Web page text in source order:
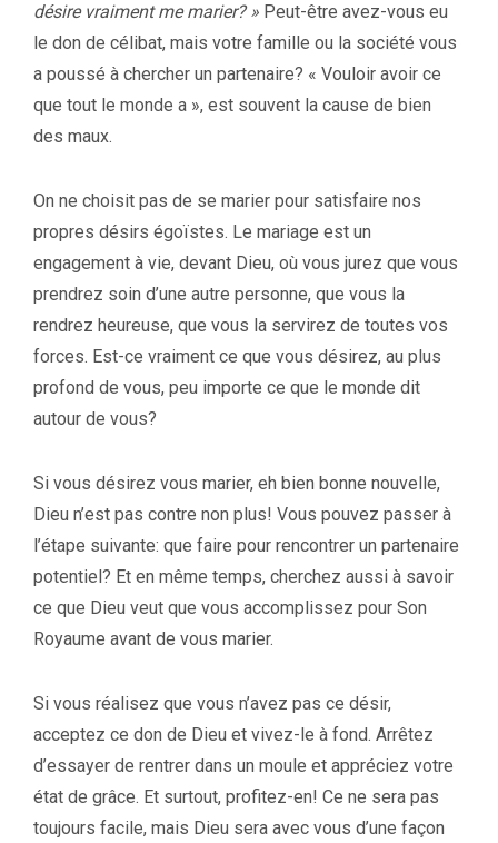
désire vraiment me marier? » Peut-être avez-vous eu
le don de célibat, mais votre famille ou la société vous
a poussé à chercher un partenaire? « Vouloir avoir ce
que tout le monde a », est souvent la cause de bien
des maux.
On ne choisit pas de se marier pour satisfaire nos
propres désirs égoïstes. Le mariage est un
engagement à vie, devant Dieu, où vous jurez que vous
prendrez soin d’une autre personne, que vous la
rendrez heureuse, que vous la servirez de toutes vos
forces. Est-ce vraiment ce que vous désirez, au plus
profond de vous, peu importe ce que le monde dit
autour de vous?
Si vous désirez vous marier, eh bien bonne nouvelle,
Dieu n’est pas contre non plus! Vous pouvez passer à
l’étape suivante: que faire pour rencontrer un partenaire
potentiel? Et en même temps, cherchez aussi à savoir
ce que Dieu veut que vous accomplissez pour Son
Royaume avant de vous marier.
Si vous réalisez que vous n’avez pas ce désir,
acceptez ce don de Dieu et vivez-le à fond. Arrêtez
d’essayer de rentrer dans un moule et appréciez votre
état de grâce. Et surtout, profitez-en! Ce ne sera pas
toujours facile, mais Dieu sera avec vous d’une façon